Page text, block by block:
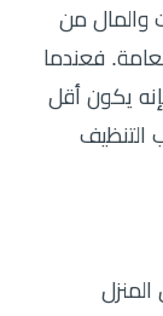
والمال من
فعندما
يكون أقل
التنظيف